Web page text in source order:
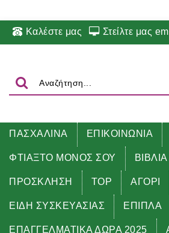
Καλέστε μας Στείλτε μας
ΠΑΣΧΑΛΙΝΑ ΕΠΙΚΟΙΝΩΝΙΑ
ΦΤΙΑΞΤΟ ΜΟΝΟΣ ΣΟΥ
ΠΡΟΣΚΛΗΣΗ TOP ΑΓΟΡΙ
ΕΙΔΗ ΣΥΣΚΕΥΑΣΙΑΣ ΕΠΙΠΛΑ
ΕΠΑΓΓΕΛΜΑΤΙΚΑ ΔΩΡΑ 2025
Αρχική ΘΕΜΑ M&M's για